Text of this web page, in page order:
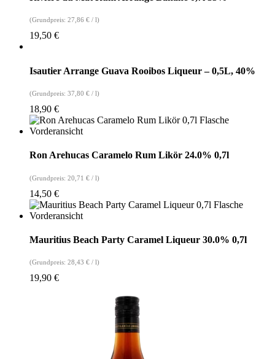
(Grundpreis: 27,86 € / l)
19,50 €
Isautier Arrange Guava Rooibos Liqueur – 0,5L, 40%
(Grundpreis: 37,80 € / l)
18,90 €
Ron Arehucas Caramelo Rum Likör 24.0% 0,7l
(Grundpreis: 20,71 € / l)
14,50 €
Mauritius Beach Party Caramel Liqueur 30.0% 0,7l
(Grundpreis: 28,43 € / l)
19,90 €